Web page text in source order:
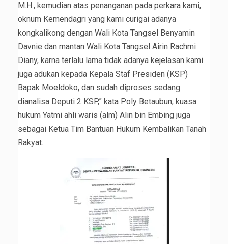
M.H., kemudian atas penanganan pada perkara kami,
oknum Kemendagri yang kami curigai adanya
kongkalikong dengan Wali Kota Tangsel Benyamin
Davnie dan mantan Wali Kota Tangsel Airin Rachmi
Diany, karna terlalu lama tidak adanya kejelasan kami
juga adukan kepada Kepala Staf Presiden (KSP)
Bapak Moeldoko, dan sudah diproses sedang
dianalisa Deputi 2 KSP,” kata Poly Betaubun, kuasa
hukum Yatmi ahli waris (alm) Alin bin Embing juga
sebagai Ketua Tim Bantuan Hukum Kembalikan Tanah
Rakyat.